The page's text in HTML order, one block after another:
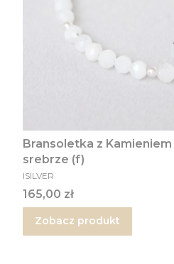
Bransoletka z Kamieniem Księżycowym II Mini w
srebrze (f)
PRODUCENT
ISILVER
Cena
165,00 zł
Zobacz produkt